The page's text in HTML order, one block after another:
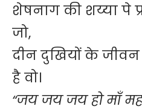
शेषनाग की शय्या पे
जो,
दीन दुखियों के
है वो।
“जय जय जय हो माँ